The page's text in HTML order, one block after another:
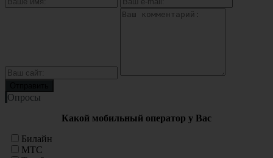
Опросы
Какой мобильный оператор у Вас
Билайн
МТС